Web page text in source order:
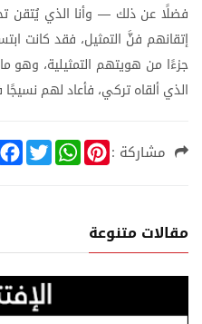
فضلًا عن ذلك — وأنا الذي يُتقن
إتقانهم فنَّ التمثيل، فقد كانت
جزءًا من هويتهم التمثيلية، وهو ما
الذيألقاهتركي، فأعادلهم نسيجًا
مشاركة : F
a
k
T
w
W
h
p
P
i
e
s
مقالات متنوعة